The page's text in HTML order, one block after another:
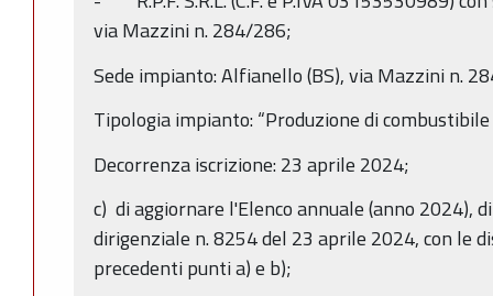
via Mazzini n. 284/286;
Sede impianto: Alfianello (BS), via Mazzini n.
Tipologia impianto: “Produzione di
Decorrenza iscrizione: 23 aprile 2024;
c) di aggiornare l'Elenco annuale (anno 2024),
dirigenziale n. 8254 del 23 aprile 2024, con le
precedenti punti a) e b);